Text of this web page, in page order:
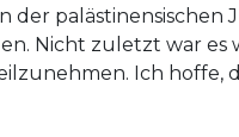
der
Nicht zuletzt war es
Ich hoffe,